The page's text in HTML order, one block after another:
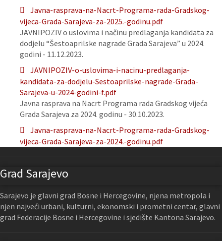
Javna-rasprava-na-Nacrt-Programa-rada-Gradskog-
vijeca-Grada-Sarajeva-za-2025.-godinu.pdf
JAVNIPOZIV o uslovima i načinu predlaganja kandidata za
dodjelu “Šestoaprilske nagrade Grada Sarajeva” u 2024.
godini - 11.12.2023.
JAVNIPOZIV-o-uslovima-i-nacinu-predlaganja-
kandidata-za-dodjelu-Sestoaprilske-nagrade-Grada-
Sarajeva-u-2024-godini-f.pdf
Javna rasprava na Nacrt Programa rada Gradskog vijeća
Grada Sarajeva za 2024. godinu - 30.10.2023.
Javna-rasprava-na-Nacrt-Programa-rada-Gradskog-
vijeca-Grada-Sarajeva-za-2024.-godinu.pdf
Grad Sarajevo
Sarajevo je glavni grad Bosne i Hercegovine, njena metropola i
njen najveći urbani, kulturni, ekonomski i prometni centar, glavni
grad Federacije Bosne i Hercegovine i sjedište Kantona Sarajevo.